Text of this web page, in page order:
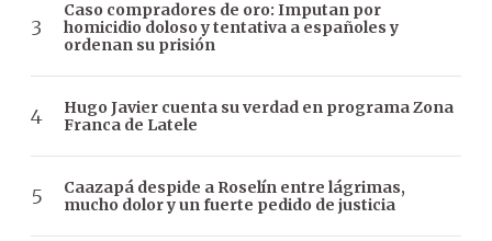
Caso compradores de oro: Imputan por
homicidio doloso y tentativa a españoles y
ordenan su prisión
Hugo Javier cuenta su verdad en programa Zona
Franca de Latele
Caazapá despide a Roselín entre lágrimas,
mucho dolor y un fuerte pedido de justicia